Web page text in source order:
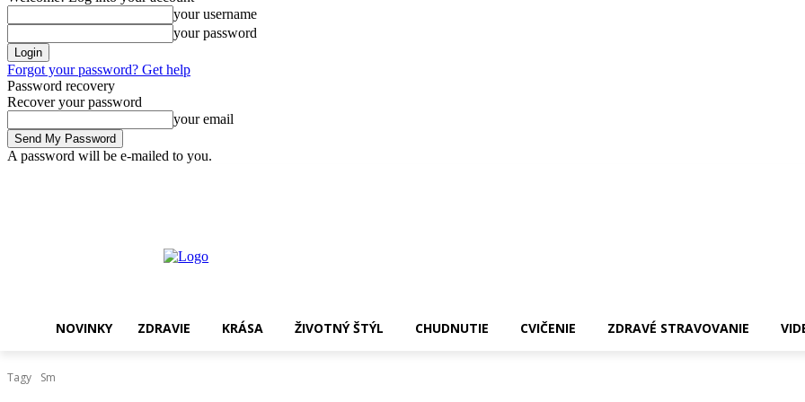
your username
your password
Forgot your password? Get help
Password recovery
Recover your password
your email
A password will be e-mailed to you.
NOVINKY ZDRAVIE KRÁSA ŽIVOTNÝ ŠTÝL CHUDNUTIE CVIČENIE ZDRAVÉ STRAVOVANIE
Tagy Sm